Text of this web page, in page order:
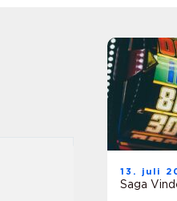
13. juli
Saga